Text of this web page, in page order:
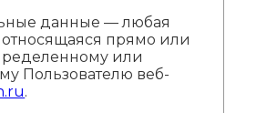
данные — любая
прямо или
или
Пользователю веб-
.